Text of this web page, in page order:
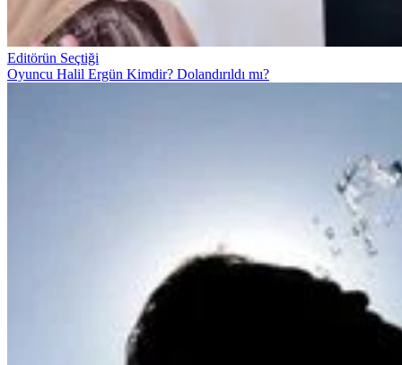
Editörün Seçtiği
Oyuncu Halil Ergün Kimdir? Dolandırıldı mı?